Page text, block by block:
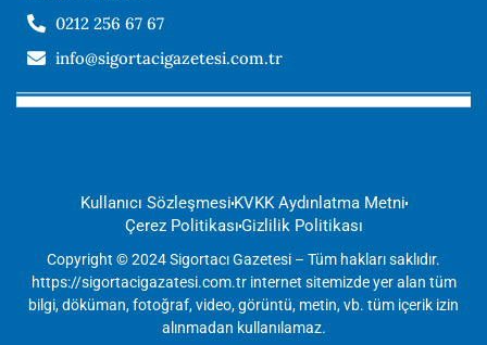
0212 256 67 67
info@sigortacigazetesi.com.tr
Kullanıcı SözleşmesiKVKK Aydınlatma Metni
Çerez PolitikasıGizlilik Politikası
Copyright © 2024 Sigortacı Gazetesi – Tüm hakları saklıdır.
https://sigortacigazatesi.com.tr internet sitemizde yer alan tüm
bilgi, döküman, fotoğraf, video, görüntü, metin, vb. tüm içerik izin
alınmadan kullanılamaz.